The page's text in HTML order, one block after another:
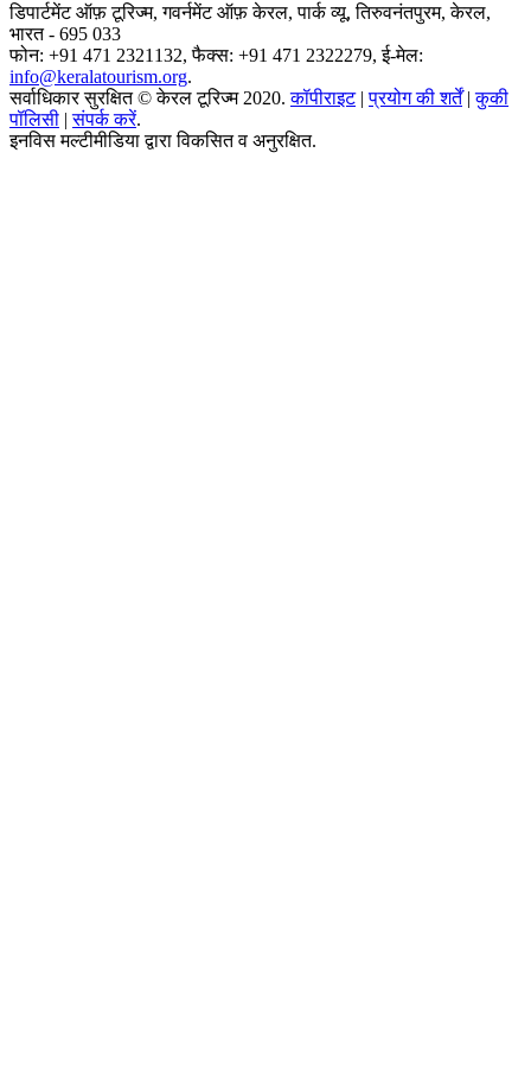
डिपार्टमेंट ऑफ़ टूरिज्म, गवर्नमेंट ऑफ़ केरल, पार्क व्यू, तिरुवनंतपुरम, केरल,
भारत - 695 033
फोन: +91 471 2321132, फैक्स: +91 471 2322279, ई-मेल:
info@keralatourism.org.
सर्वाधिकार सुरक्षित © केरल टूरिज्म 2020.कॉपीराइट|प्रयोग की शर्तें|कुकी
पॉलिसी |संपर्क करें.
इनविस मल्टीमीडिया द्वारा विकसित व अनुरक्षित.